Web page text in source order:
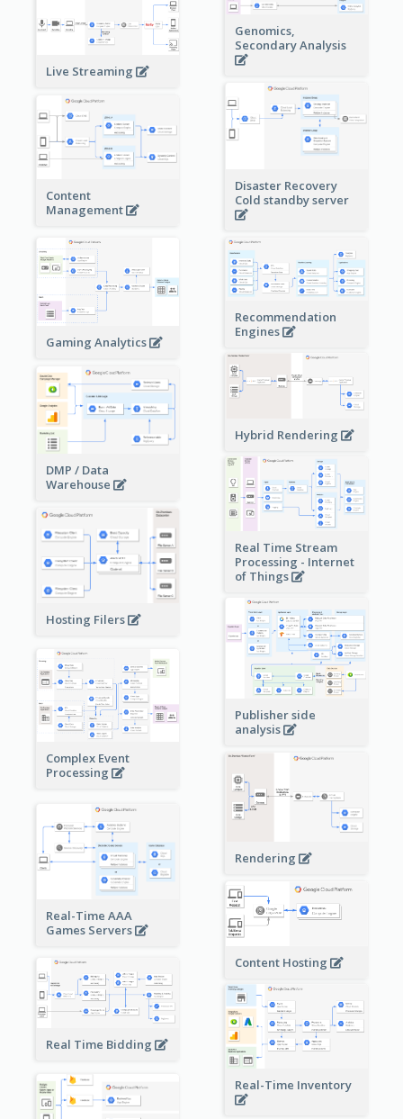
Genomics,
Secondary Analysis
Live Streaming
Disaster Recovery
Cold standby server
Content
Management
Gaming Analytics
Recommendation
Engines
Hybrid Rendering
DMP / Data
Warehouse
Real Time Stream
Processing - Internet
of Things
Hosting Filers
Publisher side
analysis
Complex Event
Processing
Rendering
Real-Time AAA
Games Servers
Content Hosting
Real Time Bidding
Real-Time Inventory